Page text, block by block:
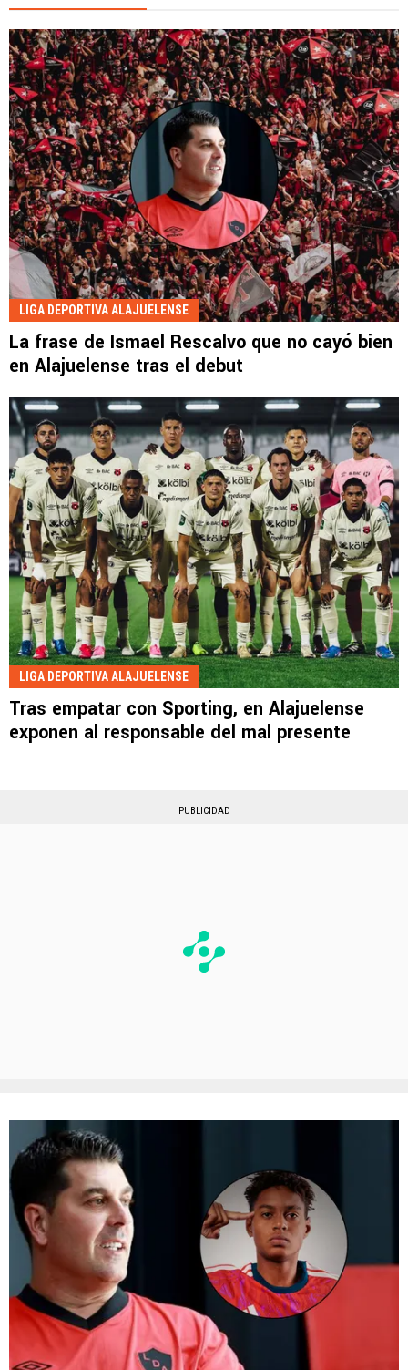
LIGA DEPORTIVA ALAJUELENSE
La frase de Ismael Rescalvo que no cayó bien
en Alajuelense tras el debut
LIGA DEPORTIVA ALAJUELENSE
Tras empatar con Sporting, en Alajuelense
exponen al responsable del mal presente
PUBLICIDAD